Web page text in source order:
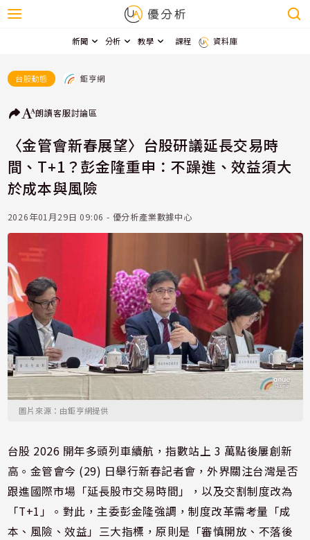
新聞 分析 教學 課程 資料庫
台股動態 鉅亨網
朗讀客服討論區
〈金管會新春展望〉台股研議延長交易時
間、T+1？彭金隆重申：不躁進、效益須大
於成本與風險
2026年01月29日 09:06 - 優分析產業數據中心
圖片來源：由鉅亨網提供
台股 2026 開年多頭列車續航，指數站上 3 萬點後屢創新
高。金管會今 (29) 日舉行新春記者會，外界關注台灣是否
跟進國際市場「延長股市交易時間」，以及交割制度改為
「T+1」。對此，主委彭金隆強調，制度改革需考量「成
本、風險、效益」三大指標，原則是「審慎開放、不落後